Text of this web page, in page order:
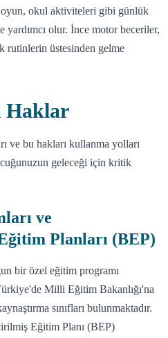
okul aktiviteleri gibi günlük
yardımcı olur. İnce motor beceriler,
rutinlerin üstesinden gelme
Haklar
ve bu hakları kullanma yolları
geleceği için kritik
ve
Planları (BEP)
bir özel eğitim programı
Milli Eğitim Bakanlığı'na
sınıfları bulunmaktadır.
Eğitim Planı (BEP)